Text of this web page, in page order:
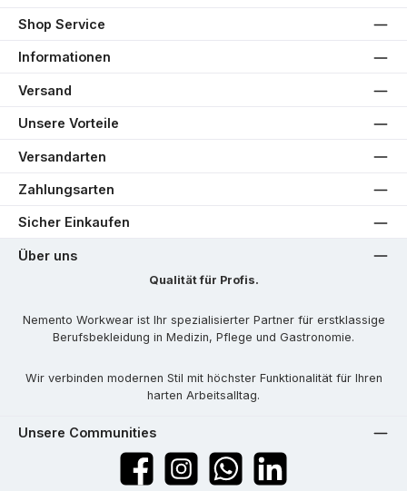
Shop Service
Informationen
Versand
Unsere Vorteile
Versandarten
Zahlungsarten
Sicher Einkaufen
Über uns
Qualität für Profis.
Nemento Workwear ist Ihr spezialisierter Partner für erstklassige
Berufsbekleidung in Medizin, Pflege und Gastronomie.
Wir verbinden modernen Stil mit höchster Funktionalität für Ihren
harten Arbeitsalltag.
Unsere Communities
FacebookInstagramWhatsApp